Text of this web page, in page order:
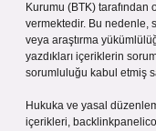
Kurumu (BTK) tarafından
vermektedir. Bu nedenle,
veya araştırma
yazdıkları içeriklerin
sorumluluğu kabul etmiş
Hukuka ve yasal
içerikleri,